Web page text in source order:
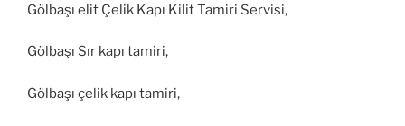
Gölbaşı elit Çelik Kapı Kilit Tamiri Servisi,
Gölbaşı Sır kapı tamiri,
Gölbaşı çelik kapı tamiri,